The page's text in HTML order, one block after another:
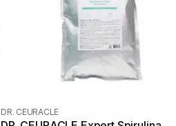
DR. CEURACLE